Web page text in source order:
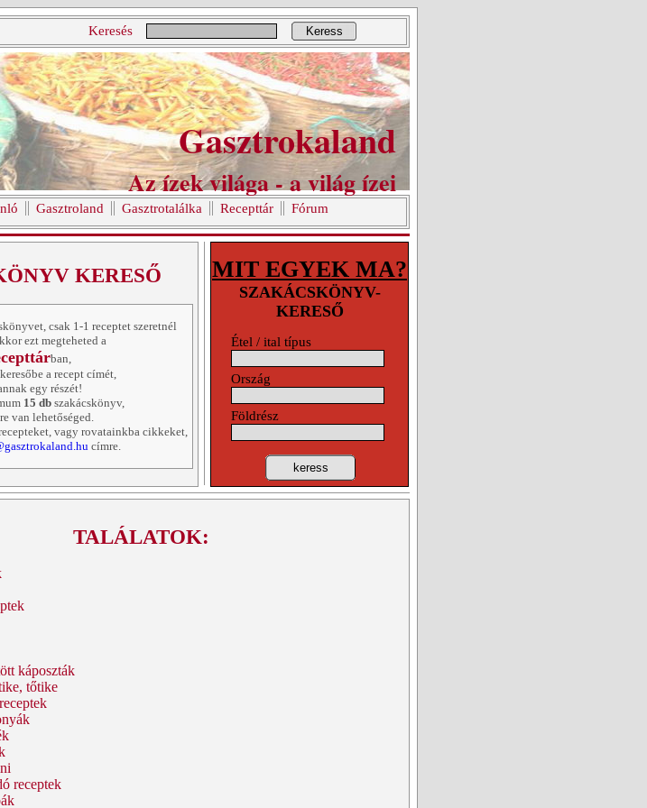
Keresés Keress
Gasztrokaland
Az ízek világa - a világ ízei
Gasztroland Gasztrotalálka Recepttár Fórum
KERESŐ
csak 1-1 receptet szeretnél
ezt megteheted a
ban,
a recept címét,
egy részét!
15 db szakácskönyv,
van lehetőséged.
vagy rovatainkba cikkeket,
címre.
MIT EGYEK MA?
SZAKÁCSKÖNYV-
KERESŐ
Étel / ital típus
Ország
Földrész
keress
TALÁLATOK:
káposzták
tőtike
receptek